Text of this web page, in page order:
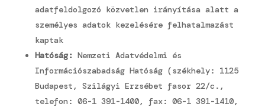
adatfeldolgozó közvetlen irányítása alatt a
személyes adatok kezelésére felhatalmazást
kaptak
Hatóság: Nemzeti Adatvédelmi és
Információszabadság Hatóság (székhely: 1125
Budapest, Szilágyi Erzsébet fasor 22/c.,
telefon: 06-1 391-1400, fax: 06-1 391-1410,